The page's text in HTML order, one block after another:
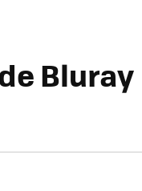
Bluray